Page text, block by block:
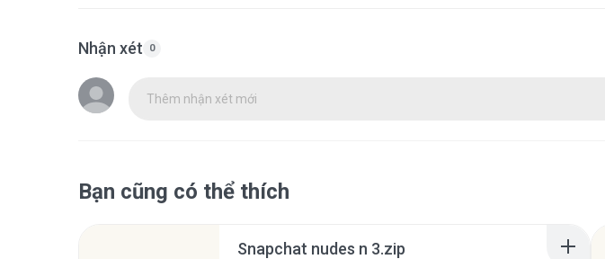
Nhận xét 0
Thêm nhận xét mới
Bạn cũng có thể thích
Snapchat nudes n 3.zip